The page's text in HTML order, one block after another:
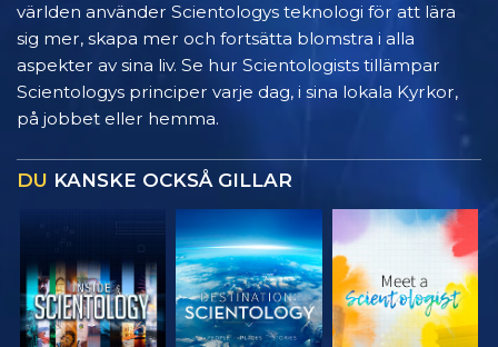
världen använder Scientologys teknologi för att lära
sig mer, skapa mer och fortsätta blomstra i alla
aspekter av sina liv. Se hur Scientologists tillämpar
Scientologys principer varje dag, i sina lokala Kyrkor,
på jobbet eller hemma.
DU KANSKE OCKSÅ GILLAR